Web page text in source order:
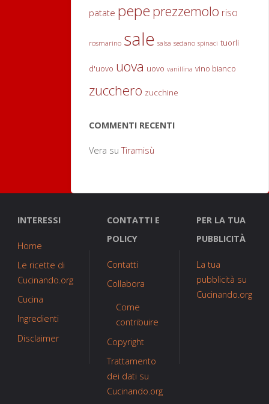
patate pepe prezzemolo riso
rosmarino sale salsa sedano spinaci tuorli
d'uovo uova uovo vanillina vino bianco
zucchero zucchine
COMMENTI RECENTI
Vera suTiramisù
INTERESSI
Home
Le ricette di
Cucinando.org
Cucina
Ingredienti
Disclaimer
CONTATTI E
POLICY
Contatti
Collabora
Come
contribuire
Copyright
Trattamento
dei dati su
Cucinando.org
PER LA TUA
PUBBLICITÀ
La tua
pubblicità su
Cucinando.org